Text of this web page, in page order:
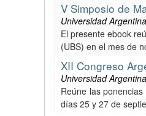
V Simposio de
Universidad
El presente ebook
(UBS) en el mes de
XII Congreso
Universidad
Reúne las
días 25 y 27 de